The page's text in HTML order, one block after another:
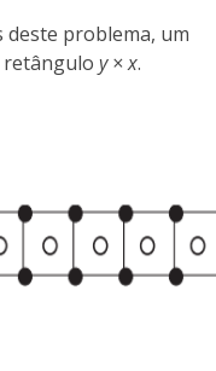
problema, um
y × x.